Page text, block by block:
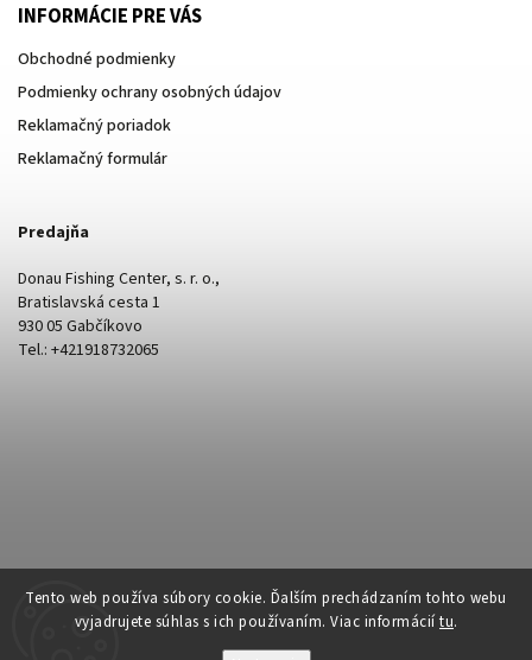
Tento web používa súbory cookie. Ďalším prechádzaním tohto webu
vyjadrujete súhlas s ich používaním. Viac informácií tu.
INFORMÁCIE PRE VÁS
Obchodné podmienky
Podmienky ochrany osobných údajov
Reklamačný poriadok
Reklamačný formulár
Predajňa
Donau Fishing Center, s. r. o.,
Bratislavská cesta 1
930 05 Gabčíkovo
Tel.: +421918732065